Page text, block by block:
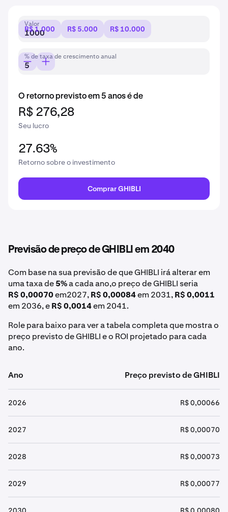
Valor
R$ 1.000 R$ 5.000 R$ 10.000
% de taxa de crescimento anual
O retorno previsto em 5 anos é de
R$ 276,28
Seu lucro
27.63%
Retorno sobre o investimento
Comprar GHIBLI
Previsão de preço de GHIBLI em 2040
Com base na sua previsão de que GHIBLI irá alterar em
uma taxa de5%a cada ano,o preço de GHIBLI seria
R$ 0,00070em2027,R$ 0,00084em 2031,R$ 0,0011
em 2036, eR$ 0,0014em 2041.
Role para baixo para ver a tabela completa que mostra o
preço previsto de GHIBLI e o ROI projetado para cada
ano.
Ano Preço previsto de GHIBLI
2026 R$ 0,00066
2027 R$ 0,00070
2028 R$ 0,00073
2029 R$ 0,00077